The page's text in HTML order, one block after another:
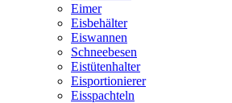
Eimer
Eisbehälter
Eiswannen
Schneebesen
Eistütenhalter
Eisportionierer
Eisspachteln